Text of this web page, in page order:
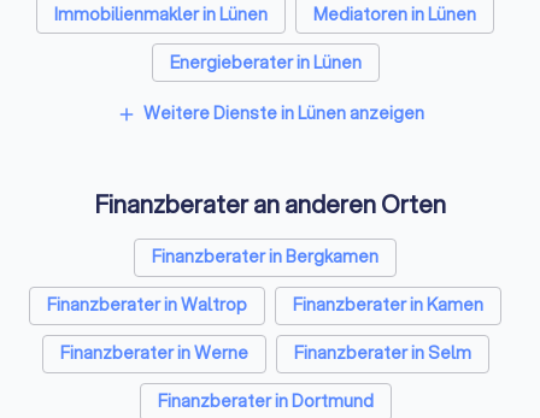
Immobilienmakler in Lünen
Mediatoren in Lünen
Energieberater in Lünen
add Weitere Dienste in Lünen anzeigen
Finanzberater an anderen Orten
Finanzberater in Bergkamen
Finanzberater in Waltrop
Finanzberater in Kamen
Finanzberater in Werne
Finanzberater in Selm
Finanzberater in Dortmund